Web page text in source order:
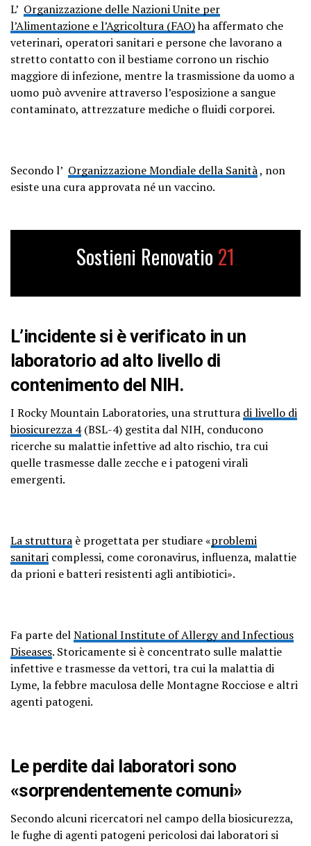
L’ Organizzazione delle Nazioni Unite per
l’Alimentazione e l’Agricoltura (FAO)ha affermato che
veterinari, operatori sanitari e persone che lavorano a
stretto contatto con il bestiame corrono un rischio
maggiore di infezione, mentre la trasmissione da uomo a
uomo può avvenire attraverso l’esposizione a sangue
contaminato, attrezzature mediche o fluidi corporei.
Secondo l’ Organizzazione Mondiale della Sanità, non
esiste una cura approvata né un vaccino.
Sostieni Renovatio 21
L’incidente si è verificato in un
laboratorio ad alto livello di
contenimento del NIH.
I Rocky Mountain Laboratories, una struttura di livello di
biosicurezza 4(BSL-4) gestita dal NIH, conducono
ricerche su malattie infettive ad alto rischio, tra cui
quelle trasmesse dalle zecche e i patogeni virali
emergenti.
La struttura è progettata per studiare «problemi
sanitari complessi, come coronavirus, influenza, malattie
da prioni e batteri resistenti agli antibiotici».
Fa parte delNational Institute of Allergy and Infectious
Diseases. Storicamente si è concentrato sulle malattie
infettive e trasmesse da vettori, tra cui la malattia di
Lyme, la febbre maculosa delle Montagne Rocciose e altri
agenti patogeni.
Le perdite dai laboratori sono
«sorprendentemente comuni»
Secondo alcuni ricercatori nel campo della biosicurezza,
le fughe di agenti patogeni pericolosi dai laboratori si